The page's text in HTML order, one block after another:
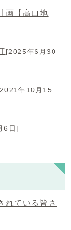
画【高山地
[2025年6月30
年10月15
6日]
れている皆さ